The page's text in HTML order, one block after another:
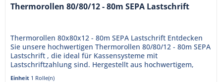
Thermorollen 80/80/12 - 80m SEPA Lastschrift
Thermorollen 80x80x12 - 80m SEPA Lastschrift Entdecken
Sie unsere hochwertigen Thermorollen 80/80/12 - 80m SEPA
Lastschrift , die ideal für Kassensysteme mit
Lastschriftzahlung sind. Hergestellt aus hochwertigem,
Einheit 1 Rolle(n)